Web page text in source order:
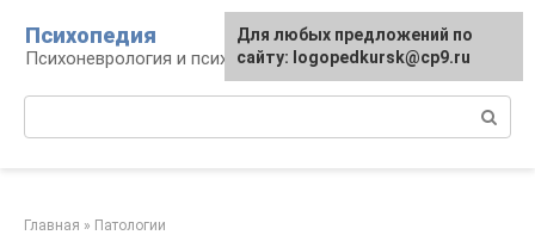
контенту
Психопедия
Психоневрология и психиатрия
Главная » Патологии
Для любых предложений по
сайту: logopedkursk@cp9.ru